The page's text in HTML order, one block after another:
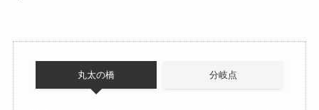
丸太の橋 分岐点